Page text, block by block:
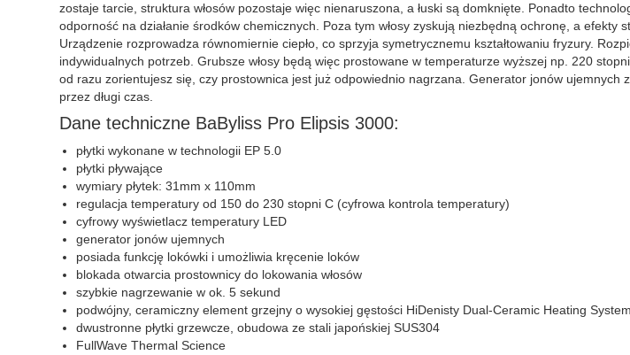
zostaje tarcie, struktura włosów pozostaje więc nienaruszona, a łuski są domknięte. Ponadto
odporność na działanie środków chemicznych. Poza tym włosy zyskują niezbędną ochronę, a efekty
Urządzenie rozprowadza równomiernie ciepło, co sprzyja symetrycznemu kształtowaniu fryzury.
indywidualnych potrzeb. Grubsze włosy będą więc prostowane w temperaturze wyższej np. 220
od razu zorientujesz się, czy prostownica jest już odpowiednio nagrzana. Generator jonów ujemnych
przez długi czas.
Dane techniczne BaByliss Pro Elipsis 3000:
płytki wykonane w technologii EP 5.0
płytki pływające
wymiary płytek: 31mm x 110mm
regulacja temperatury od 150 do 230 stopni C (cyfrowa kontrola temperatury)
cyfrowy wyświetlacz temperatury LED
generator jonów ujemnych
posiada funkcję lokówki i umożliwia kręcenie loków
blokada otwarcia prostownicy do lokowania włosów
szybkie nagrzewanie w ok. 5 sekund
podwójny, ceramiczny element grzejny o wysokiej gęstości HiDenisty Dual-Ceramic Heating System
dwustronne płytki grzewcze, obudowa ze stali japońskiej SUS304
FullWave Thermal Science